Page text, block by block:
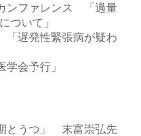
ンファレンス 「過量
ついて」
遅発性緊張病が疑わ
会予行」
とうつ」 末富崇弘先